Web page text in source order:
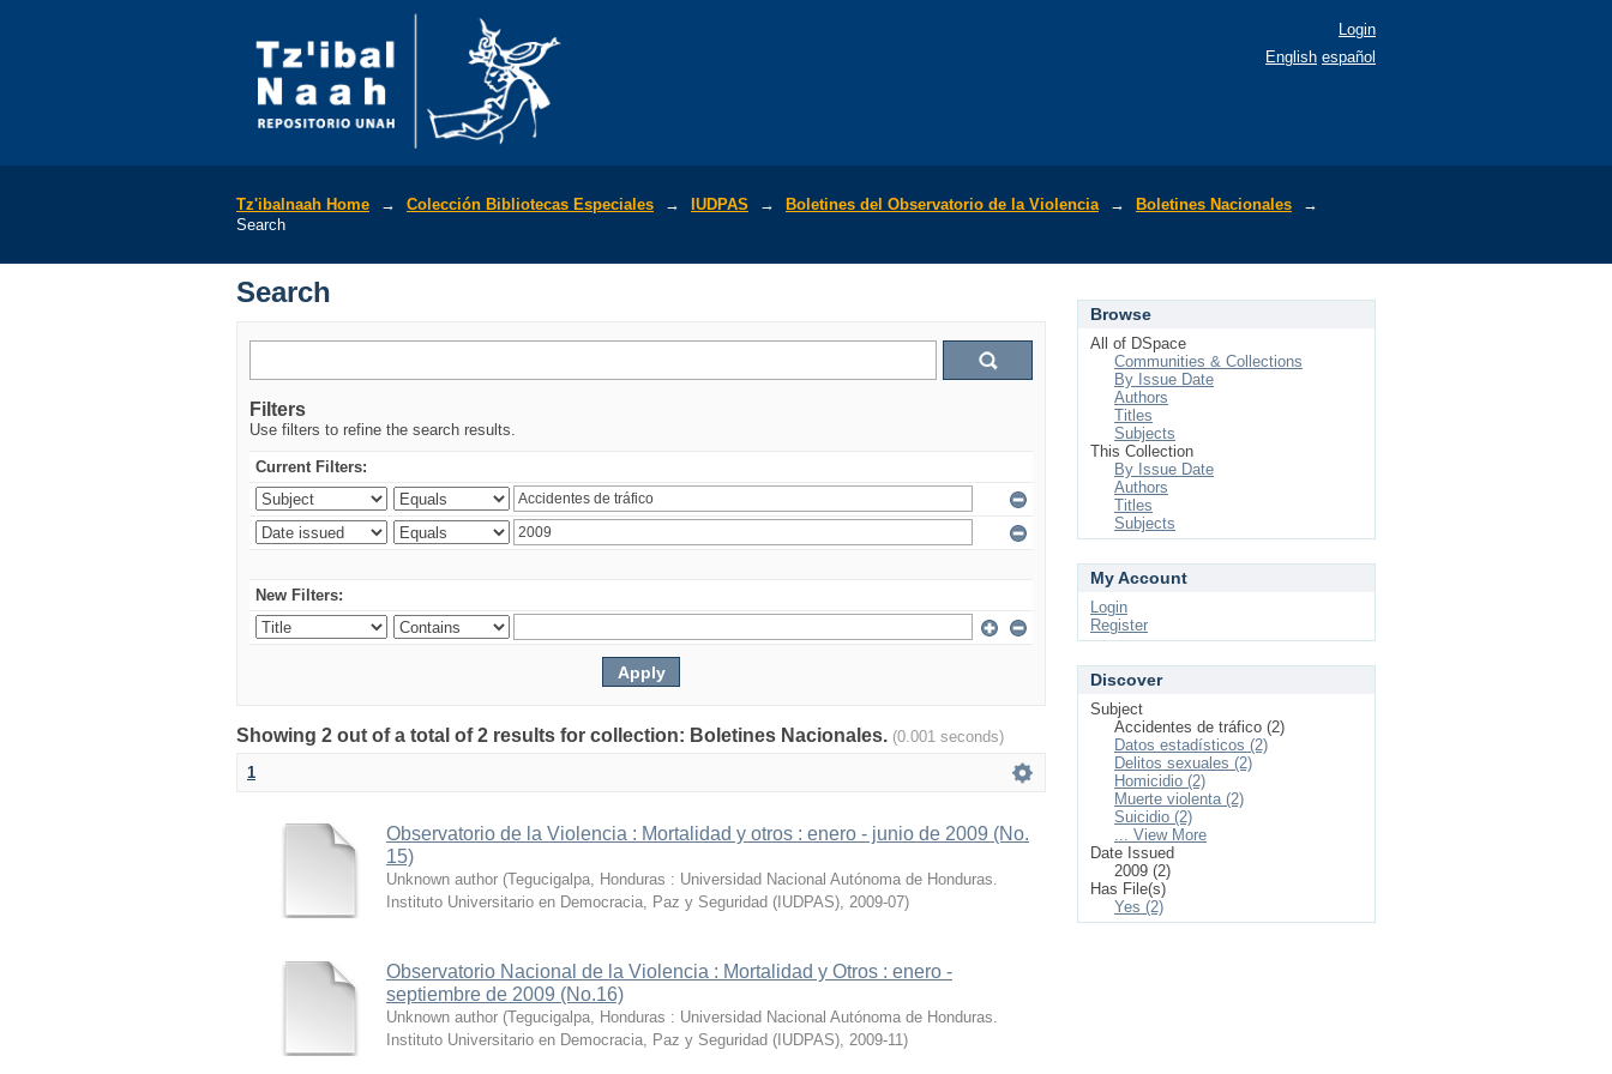
Login
English español
Tz'ibalnaah Home → Colección Bibliotecas Especiales → IUDPAS → Boletines del Observatorio de la Violencia → Boletines Nacionales
→
Search
Search
Filters
Use filters to refine the search results.
Current Filters:
New Filters:
Showing 2 out of a total of 2 results for collection: Boletines Nacionales. (0.001 seconds)
1
Observatorio de la Violencia : Mortalidad y otros : enero - junio de 2009 (No.
15)
Unknown author (Tegucigalpa, Honduras : Universidad Nacional Autónoma de Honduras.
Instituto Universitario en Democracia, Paz y Seguridad (IUDPAS), 2009-07)
Observatorio Nacional de la Violencia : Mortalidad y Otros : enero -
septiembre de 2009 (No.16)
Unknown author (Tegucigalpa, Honduras : Universidad Nacional Autónoma de Honduras.
Instituto Universitario en Democracia, Paz y Seguridad (IUDPAS), 2009-11)
Browse
All of DSpace
Communities & Collections
By Issue Date
Authors
Titles
Subjects
This Collection
By Issue Date
Authors
Titles
Subjects
My Account
Login
Register
Discover
Subject
Accidentes de tráfico (2)
Datos estadísticos (2)
Delitos sexuales (2)
Homicidio (2)
Muerte violenta (2)
Suicidio (2)
... View More
Date Issued
2009 (2)
Has File(s)
Yes (2)